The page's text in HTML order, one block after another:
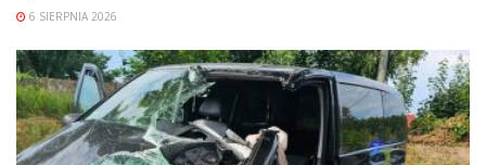
6 SIERPNIA 2026